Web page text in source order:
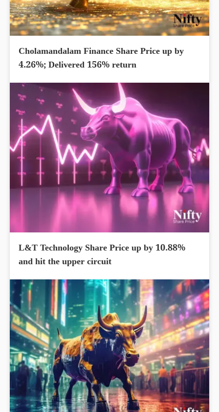
Cholamandalam Finance Share Price up by
4.26%; Delivered 156% return
L&T Technology Share Price up by 10.88%
and hit the upper circuit